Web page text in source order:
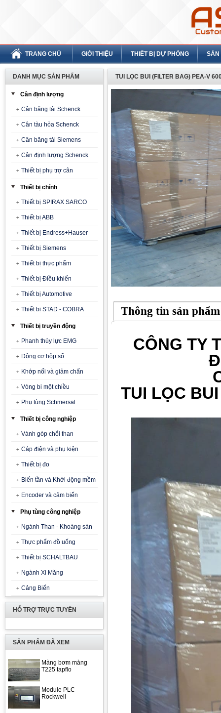
TRANG CHỦ GIỚI THIỆU THIẾT BỊ DỰ PHÒNG SẢN
DANH MỤC SẢN PHẨM
Cân định lượng
Cân băng tải Schenck
Cân tàu hỏa Schenck
Cân băng tải Siemens
Cân định lượng Schenck
Thiết bị phụ trợ cân
Thiết bị chính
Thiết bị SPIRAX SARCO
Thiết bị ABB
Thiết bị Endress+Hauser
Thiết bị Siemens
Thiết bị thực phẩm
Thiết bị Điều khiển
Thiết bị Automotive
Thiết bị STAD - COBRA
Thiết bị truyền động
Phanh thủy lực EMG
Động cơ hộp số
Khớp nối và giảm chấn
Vòng bi một chiều
Phụ tùng Schmersal
Thiết bị công nghiệp
Vành góp chổi than
Cáp điện và phụ kiện
Thiết bị đo
Biến tần và Khởi động mềm
Encoder và cảm biến
Phụ tùng công nghiệp
Ngành Than - Khoáng sản
Thực phẩm đồ uống
Thiết bị SCHALTBAU
Ngành Xi Măng
Cảng Biển
HỖ TRỢ TRỰC TUYẾN
SẢN PHẨM ĐÃ XEM
Màng bơm màng
T225 tapflo
Module PLC
Rockwell
TUI LỌC BUI (FILTER BAG) PEA-V
Thông tin sản phẩm
CÔNG TY
TUI LỌC